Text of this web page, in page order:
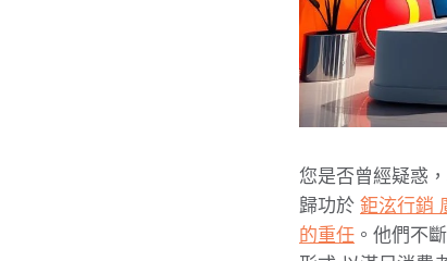
您是否曾經疑惑
歸功於 鉅泫行銷
的重任 。他們不